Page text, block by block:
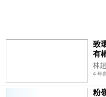
致
有
林
4 年
粉